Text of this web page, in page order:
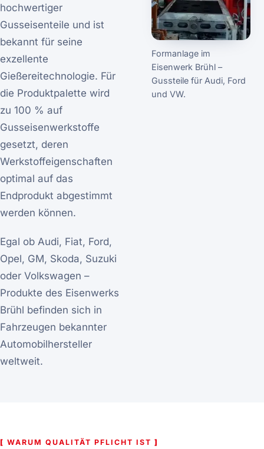
hochwertiger
Gusseisenteile und ist
bekannt für seine
exzellente
Gießereitechnologie. Für
die Produktpalette wird
zu 100 % auf
Gusseisenwerkstoffe
gesetzt, deren
Werkstoffeigenschaften
optimal auf das
Endprodukt abgestimmt
werden können.
Egal ob Audi, Fiat, Ford,
Opel, GM, Skoda, Suzuki
oder Volkswagen –
Produkte des Eisenwerks
Brühl befinden sich in
Fahrzeugen bekannter
Automobilhersteller
weltweit.
Formanlage im
Eisenwerk Brühl –
Gussteile für Audi, Ford
und VW.
[ WARUM QUALITÄT PFLICHT IST ]